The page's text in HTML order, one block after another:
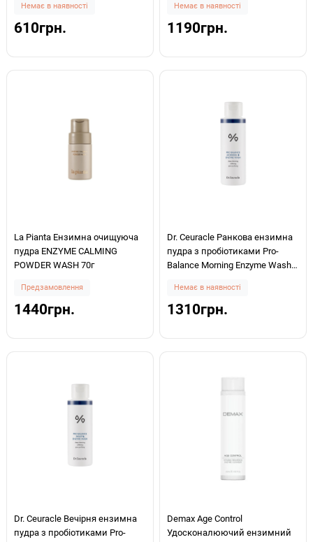
Немає в наявності
610грн.
Немає в наявності
1190грн.
La Pianta Ензимна очищуюча
пудра ENZYME CALMING
POWDER WASH 70г
Предзамовлення
1440грн.
Dr. Ceuracle Ранкова ензимна
пудра з пробіотиками Pro-
Balance Morning Enzyme Wash
Немає в наявності
1310грн.
Dr. Ceuracle Вечірня ензимна
пудра з пробіотиками Pro-
Demax Age Control
Удосконалюючий ензимний